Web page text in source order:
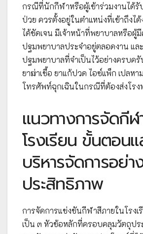
กรณีที่นักกีฬาหรือผู้เข้าร่วมงานได้รั
ป่วย ควรตั้งอยู่ในตำแหน่งที่เข้าถึงได้
ได้ชัดเจน มีเจ้าหน้าที่พยาบาลหรือผู้
ปฐมพยาบาลประจำอยู่ตลอดงาน แล
ปฐมพยาบาลที่จำเป็นไว้อย่างครบค
ยาฆ่าเชื้อ ยาแก้ปวด ไอซ์แพ็ก เปลหา
โทรศัพท์ฉุกเฉินในกรณีที่ต้องส่งโรง
แนวทางการจัดกีฬ
โรงเรียน ขั้นตอนแ
บริหารจัดการอย่า
ประสิทธิภาพ
การจัดการแข่งขันกีฬาสีภายในโรงเ
เป็น ๓ หัวข้อหลักที่ครอบคลุมวัตถุปร